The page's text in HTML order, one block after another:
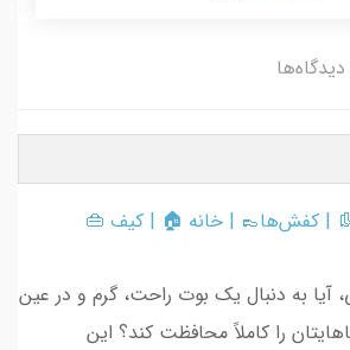
دیدگاه‌ها
👢 کفش‌ها👞 | خانه 🏠 | کیف 👜
آیا به دنبال یک بوت راحت، گرم و در عین
را کاملاً محافظت کند؟ این